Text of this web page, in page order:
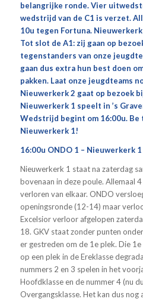
belangrijke ronde. Vier
wedstrijd van de C1 is verzet.
10u tegen Fortuna.
Tot slot de A1: zij gaan op
tegenstanders van onze
gaan dus extra hun best doen
pakken. Laat onze jeugdteams
Nieuwerkerk 2 gaat op bezoek
Nieuwerkerk 1 speelt in ’s
Wedstrijd begint om 16:00u.
Nieuwerkerk 1!
16:00u ONDO 1 – Nieuwerkerk 1
Nieuwerkerk 1 staat na zaterdag
bovenaan in deze poule. Allemaal
verloren van elkaar. ONDO
openingsronde (12-14) maar
Excelsior verloor afgelopen
18. GKV staat zonder punten
er gestreden om de 1e plek. Die
op een plek in de Ereklasse
nummers 2 en 3 spelen in het
Hoofdklasse en de nummer 4 (nu
Overgangsklasse. Het kan dus nog